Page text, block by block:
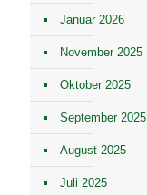
Januar 2026
November 2025
Oktober 2025
September 2025
August 2025
Juli 2025